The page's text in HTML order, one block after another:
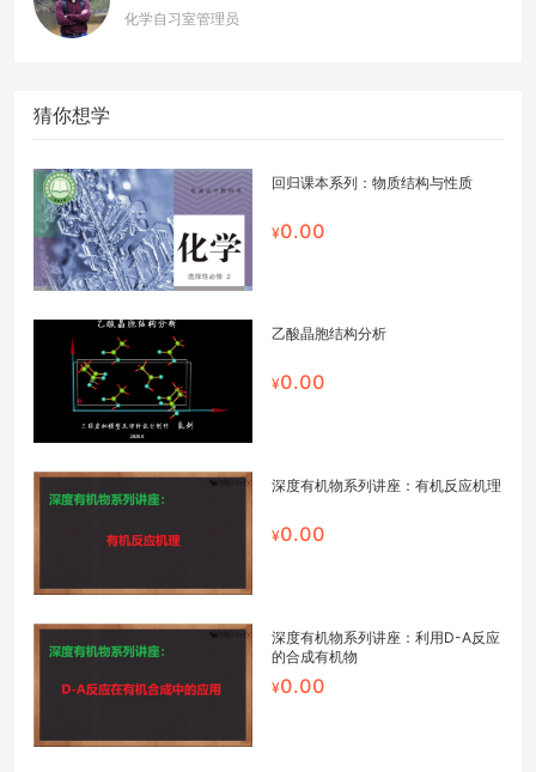
化学自习室管理员
猜你想学
回归课本系列：物质结构与性质
0.00
乙酸晶胞结构分析
0.00
深度有机物系列讲座：有机反应机理
0.00
深度有机物系列讲座：利用D-A反应
的合成有机物
0.00